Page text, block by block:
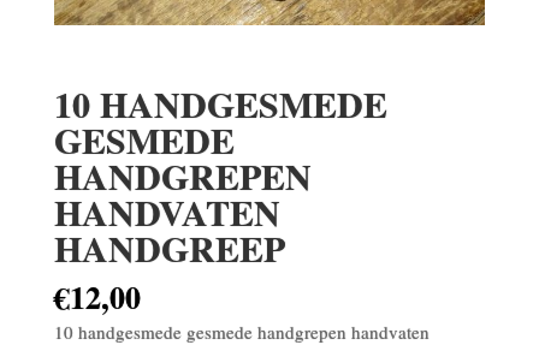
10 HANDGESMEDE
GESMEDE
HANDGREPEN
HANDVATEN
HANDGREEP
€12,00
10 handgesmede gesmede handgrepen handvaten